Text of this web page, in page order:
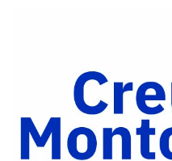
Facebook
Partager
Twitter
Partager
par
e-